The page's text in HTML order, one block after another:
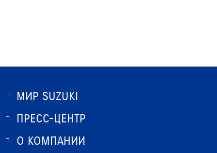
МИР SUZUKI
О SUZUKI
ПРЕСС-ЦЕНТР
НОВОСТИ
О КОМПАНИИ